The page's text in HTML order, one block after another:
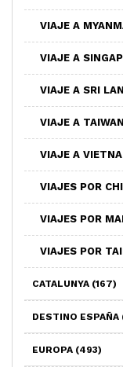
VIAJE A
VIAJE A
VIAJE A SRI
VIAJE A TAIWAN
VIAJE A
VIAJES POR
VIAJES POR
VIAJES POR
CATALUNYA (167)
DESTINO ESPAÑA
EUROPA (493)